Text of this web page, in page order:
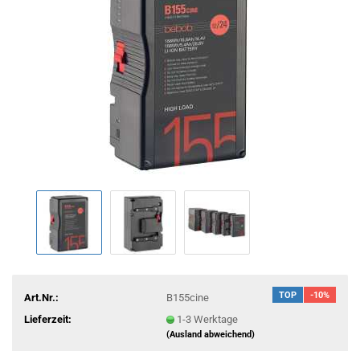
TOP -10%
Art.Nr.:
B155cine
Lieferzeit:
1-3 Werktage
(Ausland abweichend)